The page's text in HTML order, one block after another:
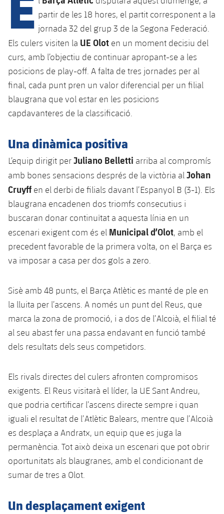
plusicon
més
Instal·lacions
Spotify Camp Nou
Palau Blaugrana
Estadi Johan Cruyff
Barça Cafe
Ciutat Esportiva
La Masia
plusicon
més
Serveis
Serveis Mèdics
plusicon
més
Acreditacions
Instal·lacions
partir de les 18 hores, el partit corresponent a la
jornada 32 del grup 3 de la Segona Federació.
Els culers visiten la UE Olot en un moment decisiu del
curs, amb l’objectiu de continuar apropant-se a les
posicions de play-off. A falta de tres jornades per al
final, cada punt pren un valor diferencial per un filial
blaugrana que vol estar en les posicions
capdavanteres de la classificació.
Una dinàmica positiva
L’equip dirigit perJuliano Belletti arriba al compromís
amb bones sensacions després de la victòria al Johan
Cruyff en el derbi de filials davant l’Espanyol B (3-1). Els
blaugrana encadenen dos triomfs consecutius i
buscaran donar continuïtat a aquesta línia en un
escenari exigent com és el Municipal d’Olot, amb el
precedent favorable de la primera volta, on el Barça es
va imposar a casa per dos gols a zero.
Sisè amb 48 punts, el Barça Atlètic es manté de ple en
la lluita per l’ascens. A només un punt del Reus, que
marca la zona de promoció, i a dos de l’Alcoià, el filial té
al seu abast fer una passa endavant en funció també
dels resultats dels seus competidors.
Els rivals directes del culers afronten compromisos
exigents. El Reus visitarà el líder, la UE Sant Andreu,
que podria certificar l’ascens directe sempre i quan
iguali el resultat de l’Atlètic Balears, mentre que l’Alcoià
es desplaça a Andratx, un equip que es juga la
permanència. Tot això deixa un escenari que pot obrir
oportunitats als blaugranes, amb el condicionant de
sumar de tres a Olot.
Un desplaçament exigent